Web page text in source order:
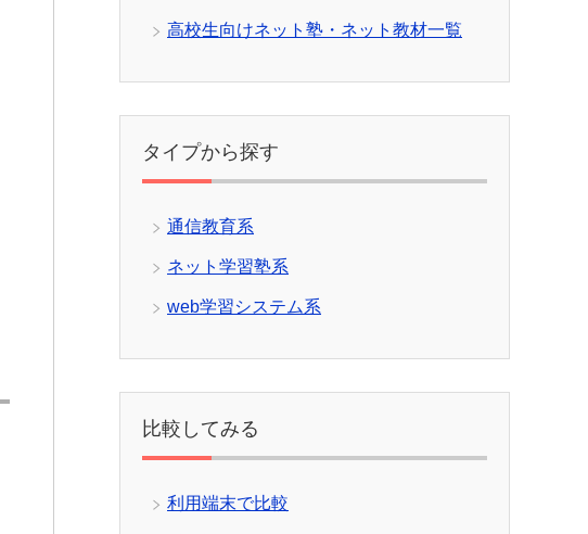
高校生向けネット塾・ネット教材一覧
タイプから探す
通信教育系
ネット学習塾系
web学習システム系
比較してみる
利用端末で比較